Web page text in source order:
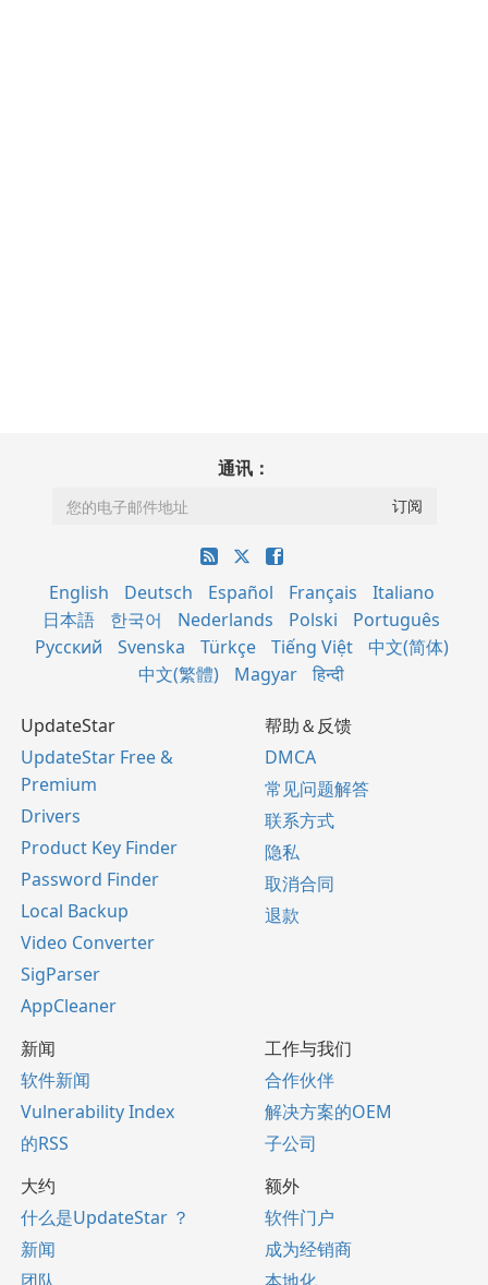
通讯：
English Deutsch Español Français
Italiano
日本語
한국어 Nederlands Polski
Português
Русский
Svenska Türkçe Tiếng Việt
中文(简体)
中文(繁體)
Magyar हिन्दी
UpdateStar
UpdateStar Free &
Premium
Drivers
Product Key Finder
Password Finder
Local Backup
Video Converter
SigParser
AppCleaner
帮助＆反馈
DMCA
常见问题解答
联系方式
隐私
取消合同
退款
新闻
软件新闻
Vulnerability Index
的RSS
工作与我们
合作伙伴
解决方案的OEM
子公司
大约
什么是UpdateStar ？
新闻
额外
软件门户
成为经销商